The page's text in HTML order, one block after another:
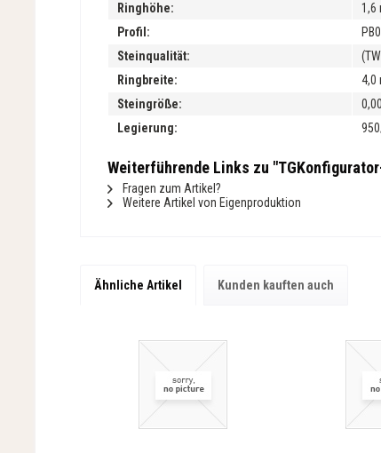
Ringhöhe:
1,6
Profil:
Steinqualität:
Ringbreite:
4,0
Steingröße:
Legierung:
Weiterführende Links zu
Fragen zum Artikel?
Weitere Artikel von Eigenproduktion
Ähnliche Artikel Kunden kauften auch